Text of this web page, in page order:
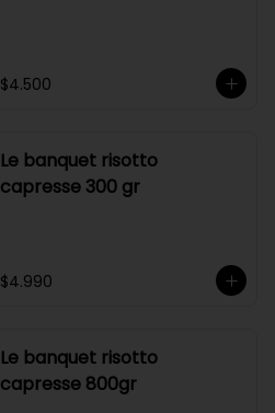
$4.500
Le banquet risotto
capresse 300 gr
$4.990
Le banquet risotto
capresse 800gr